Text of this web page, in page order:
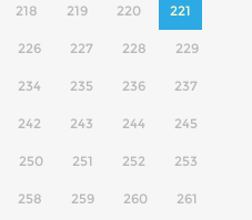
218 219 220 221
226 227 228 229
234 235 236 237
242 243 244 245
250 251 252 253
258 259 260 261